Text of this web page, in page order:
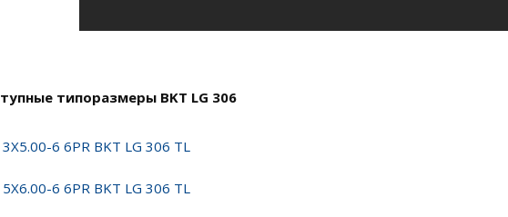
типоразмеры BKT LG 306
6 6PR BKT LG 306 TL
6 6PR BKT LG 306 TL